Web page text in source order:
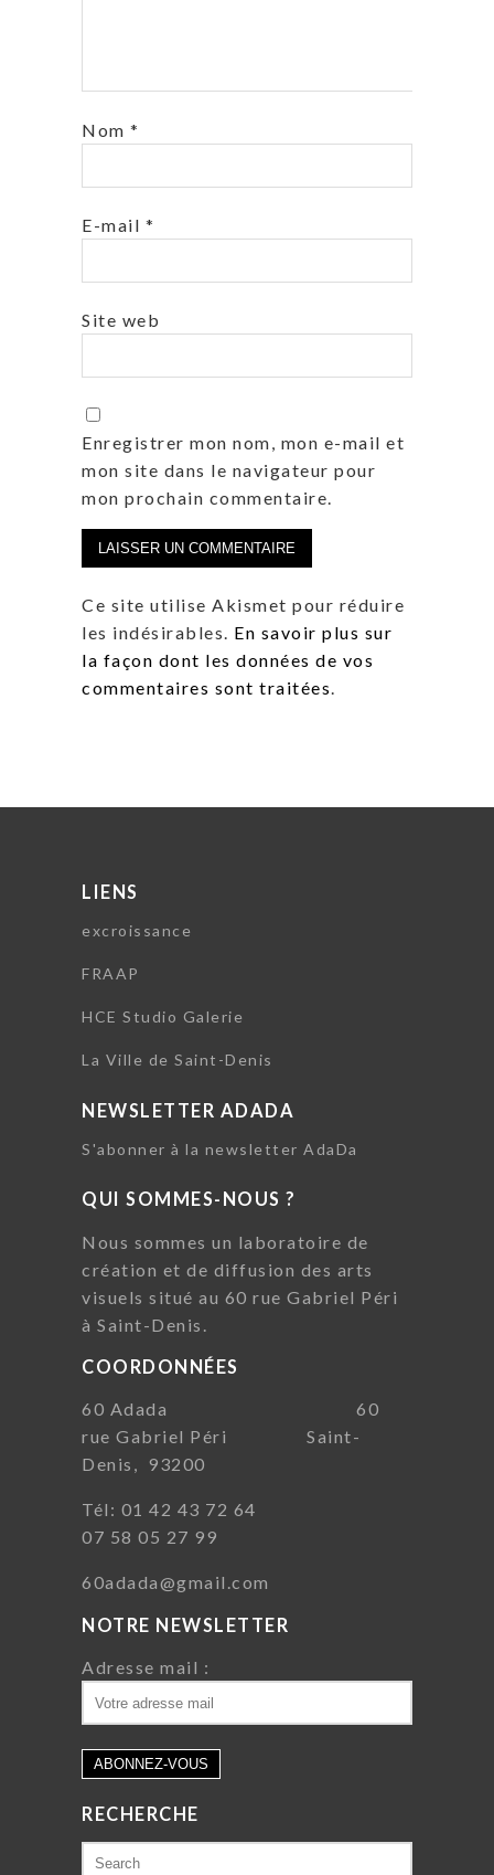
Nom *
E-mail *
Site web
Enregistrer mon nom, mon e-mail et
mon site dans le navigateur pour
mon prochain commentaire.
Ce site utilise Akismet pour réduire
les indésirables. En savoir plus sur
la façon dont les données de vos
commentaires sont traitées.
LIENS
excroissance
FRAAP
HCE Studio Galerie
La Ville de Saint-Denis
NEWSLETTER ADADA
S'abonner à la newsletter AdaDa
QUI SOMMES-NOUS ?
Nous sommes un laboratoire de
création et de diffusion des arts
visuels situé au 60 rue Gabriel Péri
à Saint-Denis.
COORDONNÉES
60 Adada 60
rue Gabriel Péri Saint-
Denis, 93200
Tél: 01 42 43 72 64
07 58 05 27 99
60adada@gmail.com
NOTRE NEWSLETTER
Adresse mail :
RECHERCHE